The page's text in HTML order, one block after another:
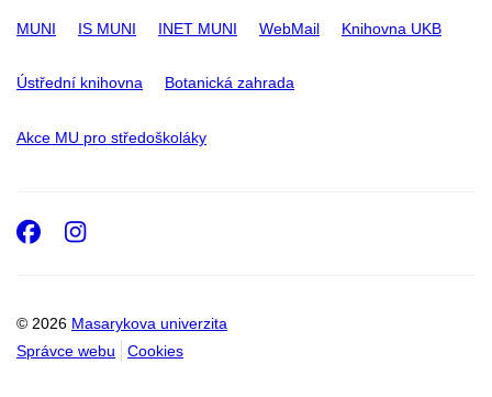
MUNI IS MUNI INET MUNI WebMail Knihovna UKB
Ústřední knihovna Botanická zahrada
Akce MU pro středoškoláky
© 2026 Masarykova univerzita
Správce webu
Cookies
Facebook
Instagram